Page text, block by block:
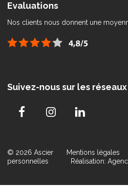
Evaluations
Nos clients nous donnent une
Suivez-nous sur les
© 2026 Ascier Mentions légales
personnelles
Réalisation: